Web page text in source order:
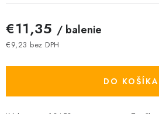
€11,35 / balenie
€9,23 bez DPH
DO KOŠÍKA